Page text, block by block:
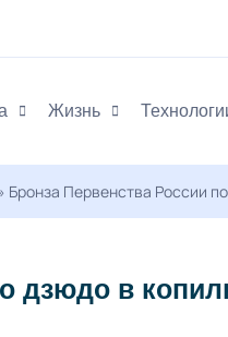
Жизнь
Бронза Первенства России
дзюдо в